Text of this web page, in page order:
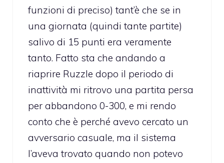
funzioni di preciso) tant’è che se in
una giornata (quindi tante partite)
salivo di 15 punti era veramente
tanto. Fatto sta che andando a
riaprire Ruzzle dopo il periodo di
inattività mi ritrovo una partita persa
per abbandono 0-300, e mi rendo
conto che è perché avevo cercato un
avversario casuale, ma il sistema
l’aveva trovato quando non potevo